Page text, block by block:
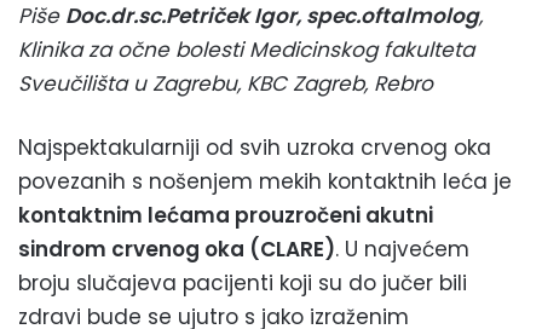
Piše Doc.dr.sc.Petriček Igor, spec.oftalmolog,
Klinika za očne bolesti Medicinskog fakulteta
Sveučilišta u Zagrebu, KBC Zagreb, Rebro
Najspektakularniji od svih uzroka crvenog oka
povezanih s nošenjem mekih kontaktnih leća je
kontaktnim lećama prouzročeni akutni
sindrom crvenog oka (CLARE). U najvećem
broju slučajeva pacijenti koji su do jučer bili
zdravi bude se ujutro s jako izraženim